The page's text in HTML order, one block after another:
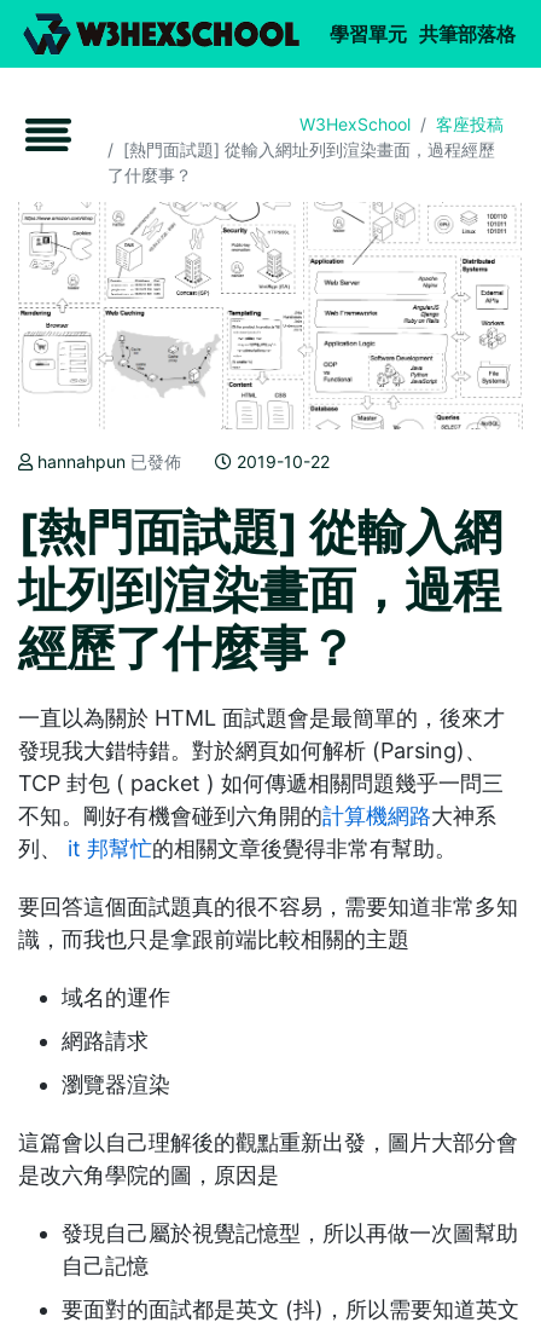
學習單元(current)
共筆部落格
W3HexSchool
客座投稿
[熱門面試題] 從輸入網址列到渲染畫面，過程經歷
了什麼事？
hannahpun 已發佈 2019-10-22
[熱門面試題] 從輸入網
址列到渲染畫面，過程
經歷了什麼事？
一直以為關於 HTML 面試題會是最簡單的，後來才
發現我大錯特錯。對於網頁如何解析 (Parsing)、
TCP 封包 ( packet ) 如何傳遞相關問題幾乎一問三
不知。剛好有機會碰到六角開的計算機網路大神系
列、 it 邦幫忙的相關文章後覺得非常有幫助。
要回答這個面試題真的很不容易，需要知道非常多知
識，而我也只是拿跟前端比較相關的主題
域名的運作
網路請求
瀏覽器渲染
這篇會以自己理解後的觀點重新出發，圖片大部分會
是改六角學院的圖，原因是
發現自己屬於視覺記憶型，所以再做一次圖幫助
自己記憶
要面對的面試都是英文 (抖)，所以需要知道英文